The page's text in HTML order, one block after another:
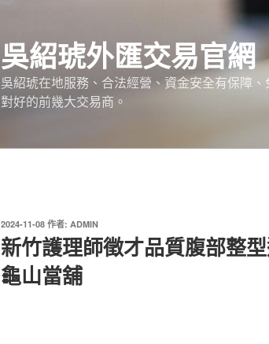
吳紹琥外匯交易官網
吳紹琥在地服務、合法經營、資金安全有保障
對好的前幾大交易商。
發
佈
於
2024-11-08 作者: ADMIN
新竹護理師徵才品質腹部整
龜山當舖